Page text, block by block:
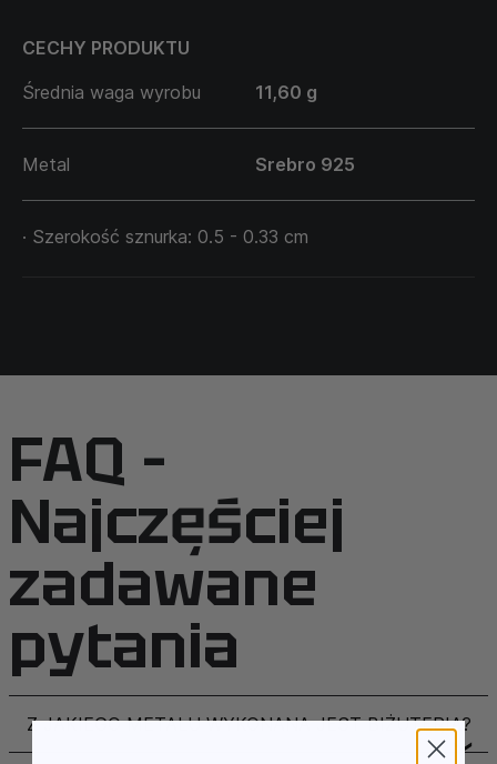
CECHY PRODUKTU
Średnia waga wyrobu
11,60 g
Metal Srebro 925
· Szerokość sznurka: 0.5 - 0.33 cm
FAQ –
Najczęściej
zadawane
pytania
Z JAKIEGO METALU WYKONANA JEST BIŻUTERIA?
❯